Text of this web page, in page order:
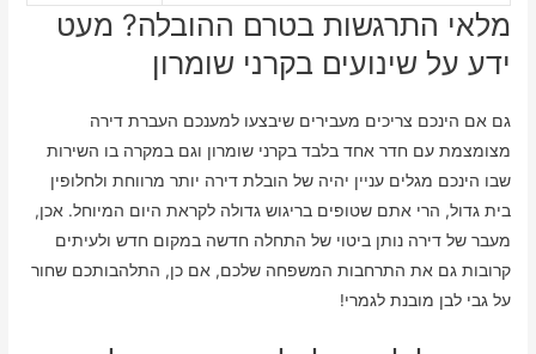
מלאי התרגשות בטרם ההובלה? מעט
ידע על שינועים בקרני שומרון
גם אם הינכם צריכים מעבירים שיבצעו למענכם העברת דירה
מצומצמת עם חדר אחד בלבד בקרני שומרון וגם במקרה בו השירות
שבו הינכם מגלים עניין יהיה של הובלת דירה יותר מרווחת ולחלופין
בית גדול, הרי אתם שטופים בריגוש גדולה לקראת היום המיוחל. אכן,
מעבר של דירה נותן ביטוי של התחלה חדשה במקום חדש ולעיתים
קרובות גם את התרחבות המשפחה שלכם, אם כן, התלהבותכם שחור
על גבי לבן מובנת לגמרי!